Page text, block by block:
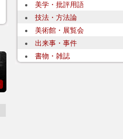
美学・批評用語
技法・方法論
美術館・展覧会
出来事・事件
書物・雑誌